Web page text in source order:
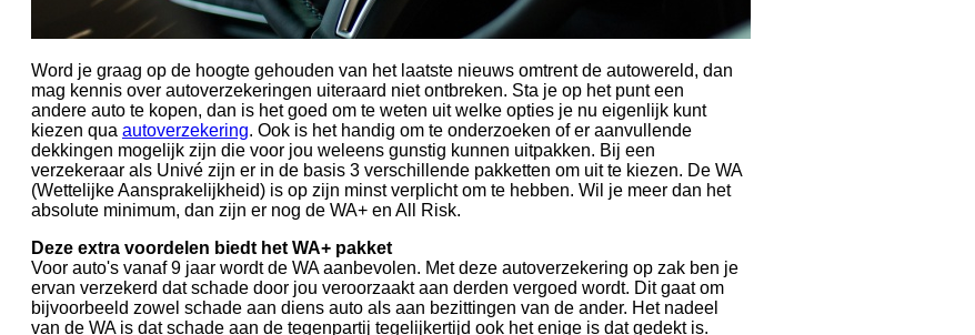
Word je graag op de hoogte gehouden van het laatste nieuws omtrent de autowereld, dan
mag kennis over autoverzekeringen uiteraard niet ontbreken. Sta je op het punt een
andere auto te kopen, dan is het goed om te weten uit welke opties je nu eigenlijk kunt
kiezen qua autoverzekering. Ook is het handig om te onderzoeken of er aanvullende
dekkingen mogelijk zijn die voor jou weleens gunstig kunnen uitpakken. Bij een
verzekeraar als Univé zijn er in de basis 3 verschillende pakketten om uit te kiezen. De WA
(Wettelijke Aansprakelijkheid) is op zijn minst verplicht om te hebben. Wil je meer dan het
absolute minimum, dan zijn er nog de WA+ en All Risk.
Deze extra voordelen biedt het WA+ pakket
Voor auto's vanaf 9 jaar wordt de WA aanbevolen. Met deze autoverzekering op zak ben je
ervan verzekerd dat schade door jou veroorzaakt aan derden vergoed wordt. Dit gaat om
bijvoorbeeld zowel schade aan diens auto als aan bezittingen van de ander. Het nadeel
van de WA is dat schade aan de tegenpartij tegelijkertijd ook het enige is dat gedekt is.